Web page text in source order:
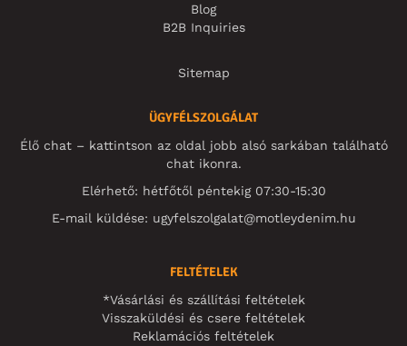
Blog
B2B Inquiries
Sitemap
ÜGYFÉLSZOLGÁLAT
Élő chat – kattintson az oldal jobb alsó sarkában található
chat ikonra.
Elérhető: hétfőtől péntekig 07:30-15:30
E-mail küldése: ugyfelszolgalat@motleydenim.hu
FELTÉTELEK
*Vásárlási és szállítási feltételek
Visszaküldési és csere feltételek
Reklamációs feltételek